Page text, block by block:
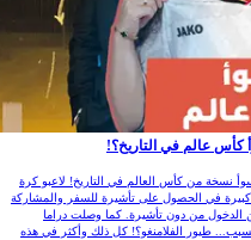
عالم في التاريخ؟!
نسخة من كأس العالم في التاريخ! لاعبو كرة
في الحصول على تأشيرة للسفر والمشاركة
من دون تأشيرة. كما وصلت دراما
طيور الفلامنغو؟! كل ذلك وأكثر في هذه